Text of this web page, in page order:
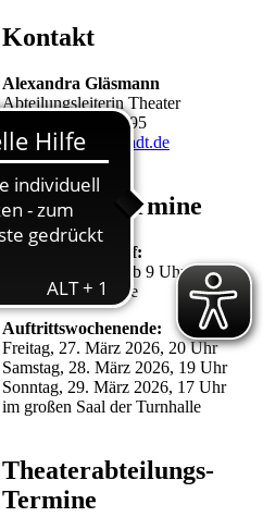
Kontakt
Alexandra Gläsmann
Abteilungsleiterin Theater
Tel.: 0152-33513295
theater@tv-crumstadt.de
Auftritts-Termine
Kartenvorverkauf:
28. Februar 2026 ab 9 Uhr
Gaststätte Turnhalle
Auftrittswochenende:
Freitag, 27. März 2026, 20 Uhr
Samstag, 28. März 2026, 19 Uhr
Sonntag, 29. März 2026, 17 Uhr
im großen Saal der Turnhalle
Theaterabteilungs-
Termine